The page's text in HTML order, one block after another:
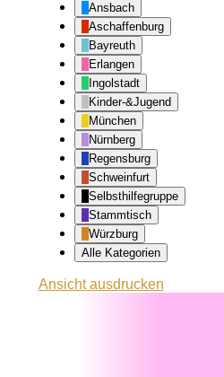
Ansbach
Aschaffenburg
Bayreuth
Erlangen
Ingolstadt
Kinder-&Jugend
München
Nürnberg
Regensburg
Schweinfurt
Selbsthilfegruppe
Stammtisch
Würzburg
Alle Kategorien
Ansichtausdrucken